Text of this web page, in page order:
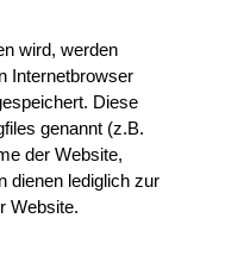
wird, werden
Internetbrowser
Diese
genannt (z.B.
der Website,
dienen lediglich zur
Website.